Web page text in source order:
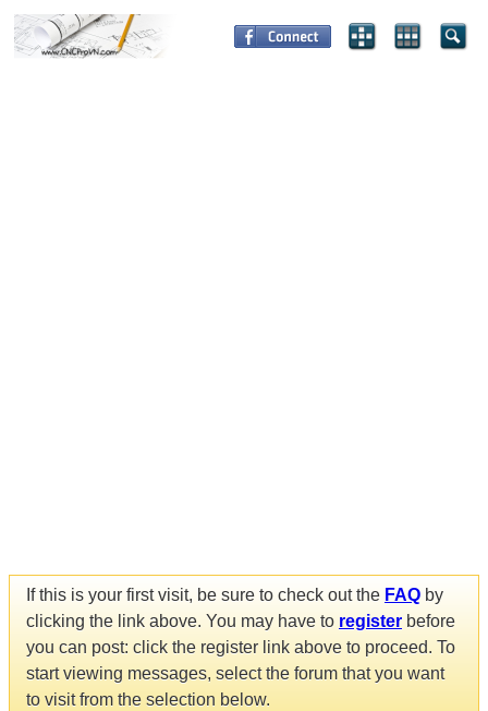
If this is your first visit, be sure to check out the FAQ by
clicking the link above. You may have to register before
you can post: click the register link above to proceed. To
start viewing messages, select the forum that you want
to visit from the selection below.